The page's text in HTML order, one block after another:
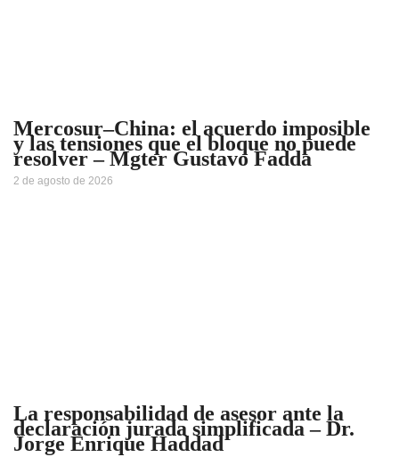
Mercosur–China: el acuerdo imposible
y las tensiones que el bloque no puede
resolver – Mgter Gustavo Fadda
2 de agosto de 2026
La responsabilidad de asesor ante la
declaración jurada simplificada – Dr.
Jorge Enrique Haddad